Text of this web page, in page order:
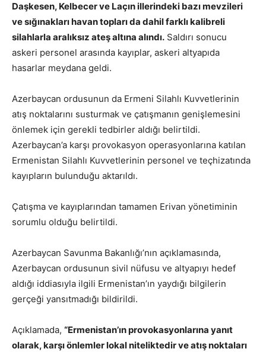
Daşkesen, Kelbecer ve Laçın illerindeki bazı mevzileri
ve sığınakları havan topları da dahil farklı kalibreli
silahlarla aralıksız ateş altına alındı. Saldırı sonucu
askeri personel arasında kayıplar, askeri altyapıda
hasarlar meydana geldi.
Azerbaycan ordusunun da Ermeni Silahlı Kuvvetlerinin
atış noktalarını susturmak ve çatışmanın genişlemesini
önlemek için gerekli tedbirler aldığı belirtildi.
Azerbaycan’a karşı provokasyon operasyonlarına katılan
Ermenistan Silahlı Kuvvetlerinin personel ve teçhizatında
kayıpların bulunduğu aktarıldı.
Çatışma ve kayıplarından tamamen Erivan yönetiminin
sorumlu olduğu belirtildi.
Azerbaycan Savunma Bakanlığı’nın açıklamasında,
Azerbaycan ordusunun sivil nüfusu ve altyapıyı hedef
aldığı iddiasıyla ilgili Ermenistan’ın yaydığı bilgilerin
gerçeği yansıtmadığı bildirildi.
Açıklamada, “Ermenistan’ın provokasyonlarına yanıt
olarak, karşı önlemler lokal niteliktedir ve atış noktaları